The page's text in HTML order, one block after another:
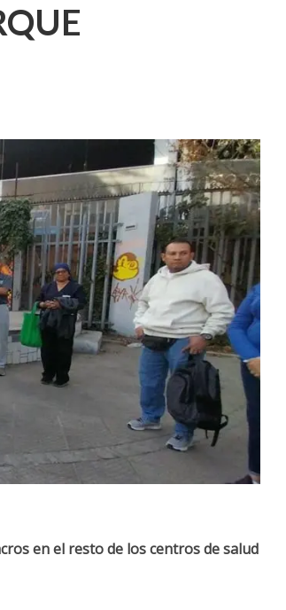
en el resto de los centros de salud